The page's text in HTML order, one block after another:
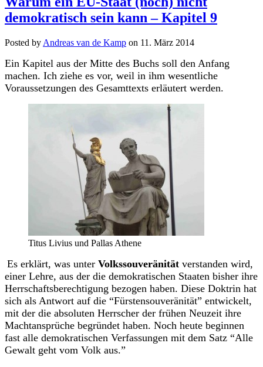
demokratisch sein kann – Kapitel 9
Posted by Andreas van de Kamp on 11. März 2014
Ein Kapitel aus der Mitte des Buchs soll den Anfang
machen. Ich ziehe es vor, weil in ihm wesentliche
Voraussetzungen des Gesamttexts erläutert werden.
Titus Livius und Pallas Athene
Es erklärt, was unter Volkssouveränität verstanden wird,
einer Lehre, aus der die demokratischen Staaten bisher ihre
Herrschaftsberechtigung bezogen haben. Diese Doktrin hat
sich als Antwort auf die “Fürstensouveränität” entwickelt,
mit der die absoluten Herrscher der frühen Neuzeit ihre
Machtansprüche begründet haben. Noch heute beginnen
fast alle demokratischen Verfassungen mit dem Satz “Alle
Gewalt geht vom Volk aus.”